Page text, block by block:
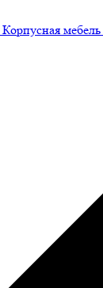
Корпусная мебель